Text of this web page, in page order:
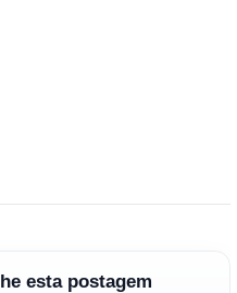
esta postagem